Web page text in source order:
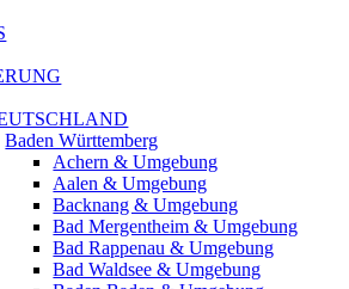
Baden Württemberg
Achern & Umgebung
Aalen & Umgebung
Backnang & Umgebung
Bad Mergentheim & Umgebung
Bad Rappenau & Umgebung
Bad Waldsee & Umgebung